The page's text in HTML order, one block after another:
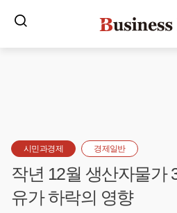
시민과경제 경제일반
작년 12월 생산자물가
유가 하락의 영향